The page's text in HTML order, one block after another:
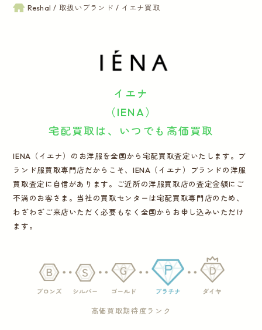
運営会社
ログイン お問い合わせ
Reshal 取扱いブランド イエナ買取
イエナ
（IENA）
宅配買取は、いつでも高価買取
IENA（イエナ）のお洋服を全国から宅配買取査定いたします。ブ
ランド服買取専門店だからこそ、IENA（イエナ）ブランドの洋服
買取査定に自信があります。ご近所の洋服買取店の査定金額にご
不満のお客さま。当社の買取センターは宅配買取専門店のため、
わざわざご来店いただく必要もなく全国からお申し込みいただけ
ます。
高価買取期待度ランク